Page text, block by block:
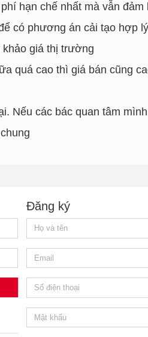
hạn chế nhất mà vẫn đảm
có phương án cải tạo hợp
giá thị trường
quá cao thì giá bán cũng
Nếu các bác quan tâm
Đăng ký